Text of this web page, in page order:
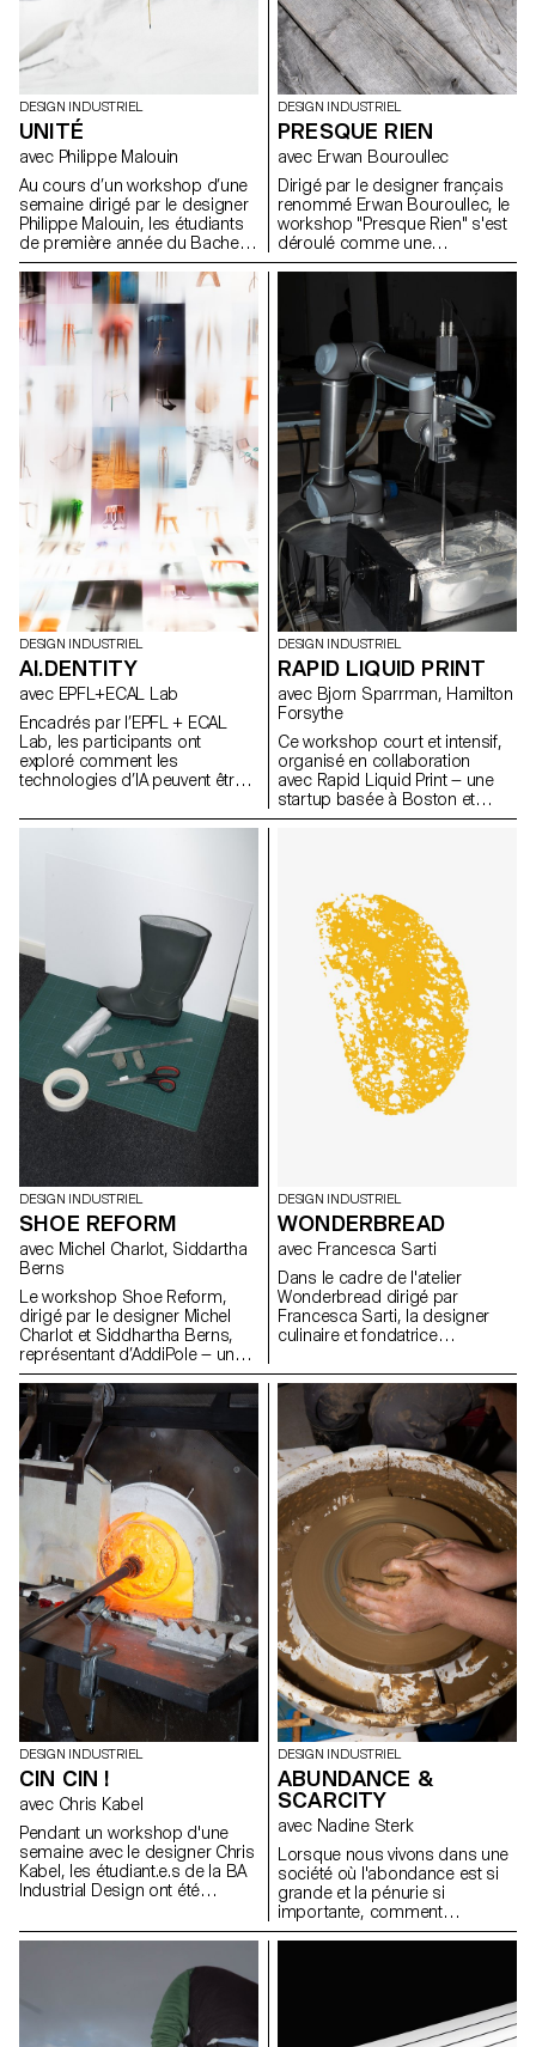
DESIGN INDUSTRIEL
UNITÉ
avec Philippe Malouin
Au cours d’un workshop d’une
semaine dirigé par le designer
Philippe Malouin, les étudiants
de première année du Bachelor
en Design Industriel ont conçu
et réalisé des soliflores, chacun
destiné à accueillir une fleur
unique de leur choix.
DESIGN INDUSTRIEL
PRESQUE RIEN
avec Erwan Bouroullec
Dirigé par le designer français
renommé Erwan Bouroullec, le
workshop "Presque Rien" s'est
déroulé comme une
exploration des possibilités de
rénovée. Le projet prévoyait un
canevas ouvert, encourageant
les étudiants en design
industriel de l'ECAL à s'écarter
des méthodes traditionnelles
de résolution de problèmes.
DESIGN INDUSTRIEL
AI.DENTITY
avec EPFL+ECAL Lab
Encadrés par l’EPFL + ECAL
Lab, les participants ont
exploré comment les
technologies d’IA peuvent être
produits pour améliorer la
fonctionnalité et enrichir
fondements théoriques de l’IA
tout en expérimentant des
applications pratiques à travers
divers cas d’usage.
DESIGN INDUSTRIEL
RAPID LIQUID PRINT
avec Bjorn Sparrman, Hamilton
Forsythe
Ce workshop court et intensif,
organisé en collaboration
avec Rapid Liquid Print — une
startup basée à Boston et
issue du Self-Assembly Lab du
manière à la fois technique et
poétique ce qu’est une courbe,
une surface ou un volume
épaissi lorsqu’il passe du
monde numérique à la réalité
physique.
DESIGN INDUSTRIEL
SHOE REFORM
avec Michel Charlot, Siddartha
Berns
Le workshop Shoe Reform,
dirigé par le designer Michel
Charlot et Siddhartha Berns,
représentant d’AddiPole — un
hub dédié au reverse
engineering et à la fabrication
additive — a rassemblé les
étudiant·e·s autour d’une
exploration innovante des
technologies de numérisation
3D, en collaboration avec le
Technopôle Sainte-Croix.
DESIGN INDUSTRIEL
WONDERBREAD
avec Francesca Sarti
Dans le cadre de l'atelier
Wonderbread dirigé par
Francesca Sarti, la designer
culinaire et fondatrice
étudiants BA design industriel
ont exploré l'histoire, les
traditions, les rituels et les
recettes liés au pain, afin
d'imaginer de nouveaux pains
uniques.
DESIGN INDUSTRIEL
CIN CIN !
avec Chris Kabel
Pendant un workshop d'une
semaine avec le designer Chris
Kabel, les étudiant.e.s de la BA
Industrial Design ont été
pour une boisson de leur choix,
d'une bière fraîche, d'un
Negroni traditionnel ou
simplement d'un verre à eau
pour étancher leur soif. Les
DESIGN INDUSTRIEL
ABUNDANCE &
SCARCITY
avec Nadine Sterk
Lorsque nous vivons dans une
société où l'abondance est si
grande et la pénurie si
importante, comment
discerner les ressources qui
apprendre d'où viennent les
choses, ou comment nous